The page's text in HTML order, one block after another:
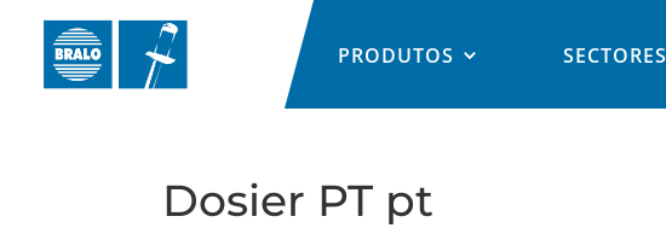
PRODUTOS SECTORES
Dosier PT pt